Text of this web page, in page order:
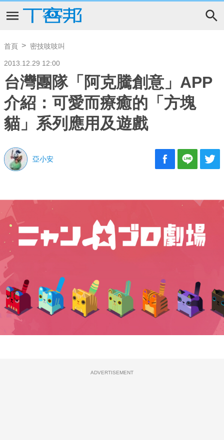
首頁 密技吱吱叫
2013.12.29 12:00
台灣團隊「阿克騰創意」APP
介紹：可愛而療癒的「方塊
貓」系列應用及遊戲
亞小安
ADVERTISEMENT